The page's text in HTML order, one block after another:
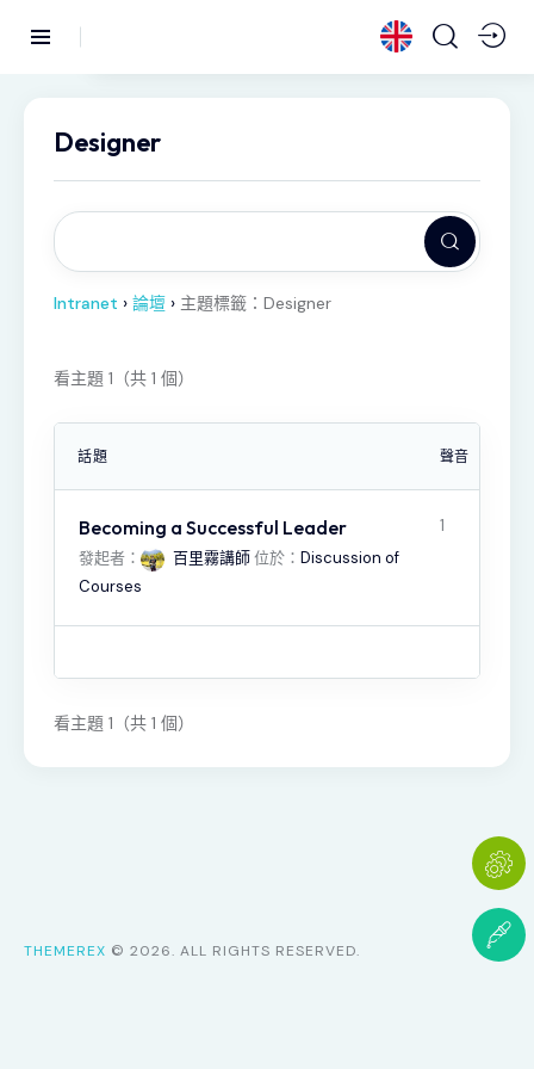
Designer
Intranet › 論壇 › 主題標籤：Designer
看主題 1（共 1 個）
話題 聲音
Becoming a Successful Leader
發起者： 百里霧講師 位於： Discussion of
Courses
1
看主題 1（共 1 個）
THEMEREX © 2026. ALL RIGHTS RESERVED.